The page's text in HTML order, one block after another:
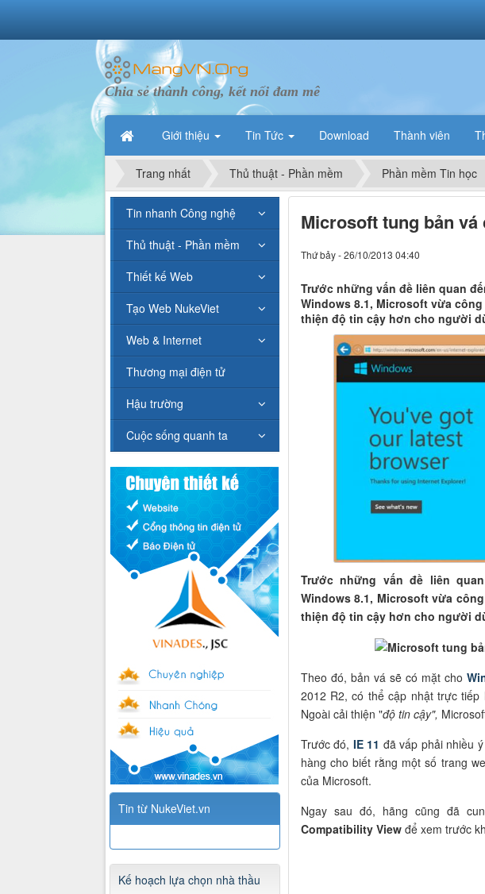
Chia sẻ thành công, kết nối đam mê
Giới thiệu Tin Tức Download Thành viên
Trang nhất Thủ thuật - Phần mềm Phần mềm Tin học
Microsoft tung bản vá
Thứ bảy - 26/10/2013 04:40
Trước những vấn đề liên quan
Windows 8.1, Microsoft vừa
thiện độ tin cậy hơn cho người
Trước những vấn đề liên
Windows 8.1, Microsoft vừa
thiện độ tin cậy hơn cho người
Theo đó, bản vá sẽ có mặt cho
2012 R2, có thể cập nhật trực
Ngoài cải thiện "độ tin cậy",
Trước đó, IE 11 đã vấp phải nhiều
hàng cho biết rằng một số trang
của Microsoft.
Ngay sau đó, hãng cũng đã
Compatibility Viewđể xem trước
Tin nhanh Công nghệ
Thủ thuật - Phần mềm
Thiết kế Web
Tạo Web NukeViet
Web & Internet
Thương mại điện tử
Hậu trường
Cuộc sống quanh ta
Tin từ NukeViet.vn
Kế hoạch lựa chọn nhà thầu